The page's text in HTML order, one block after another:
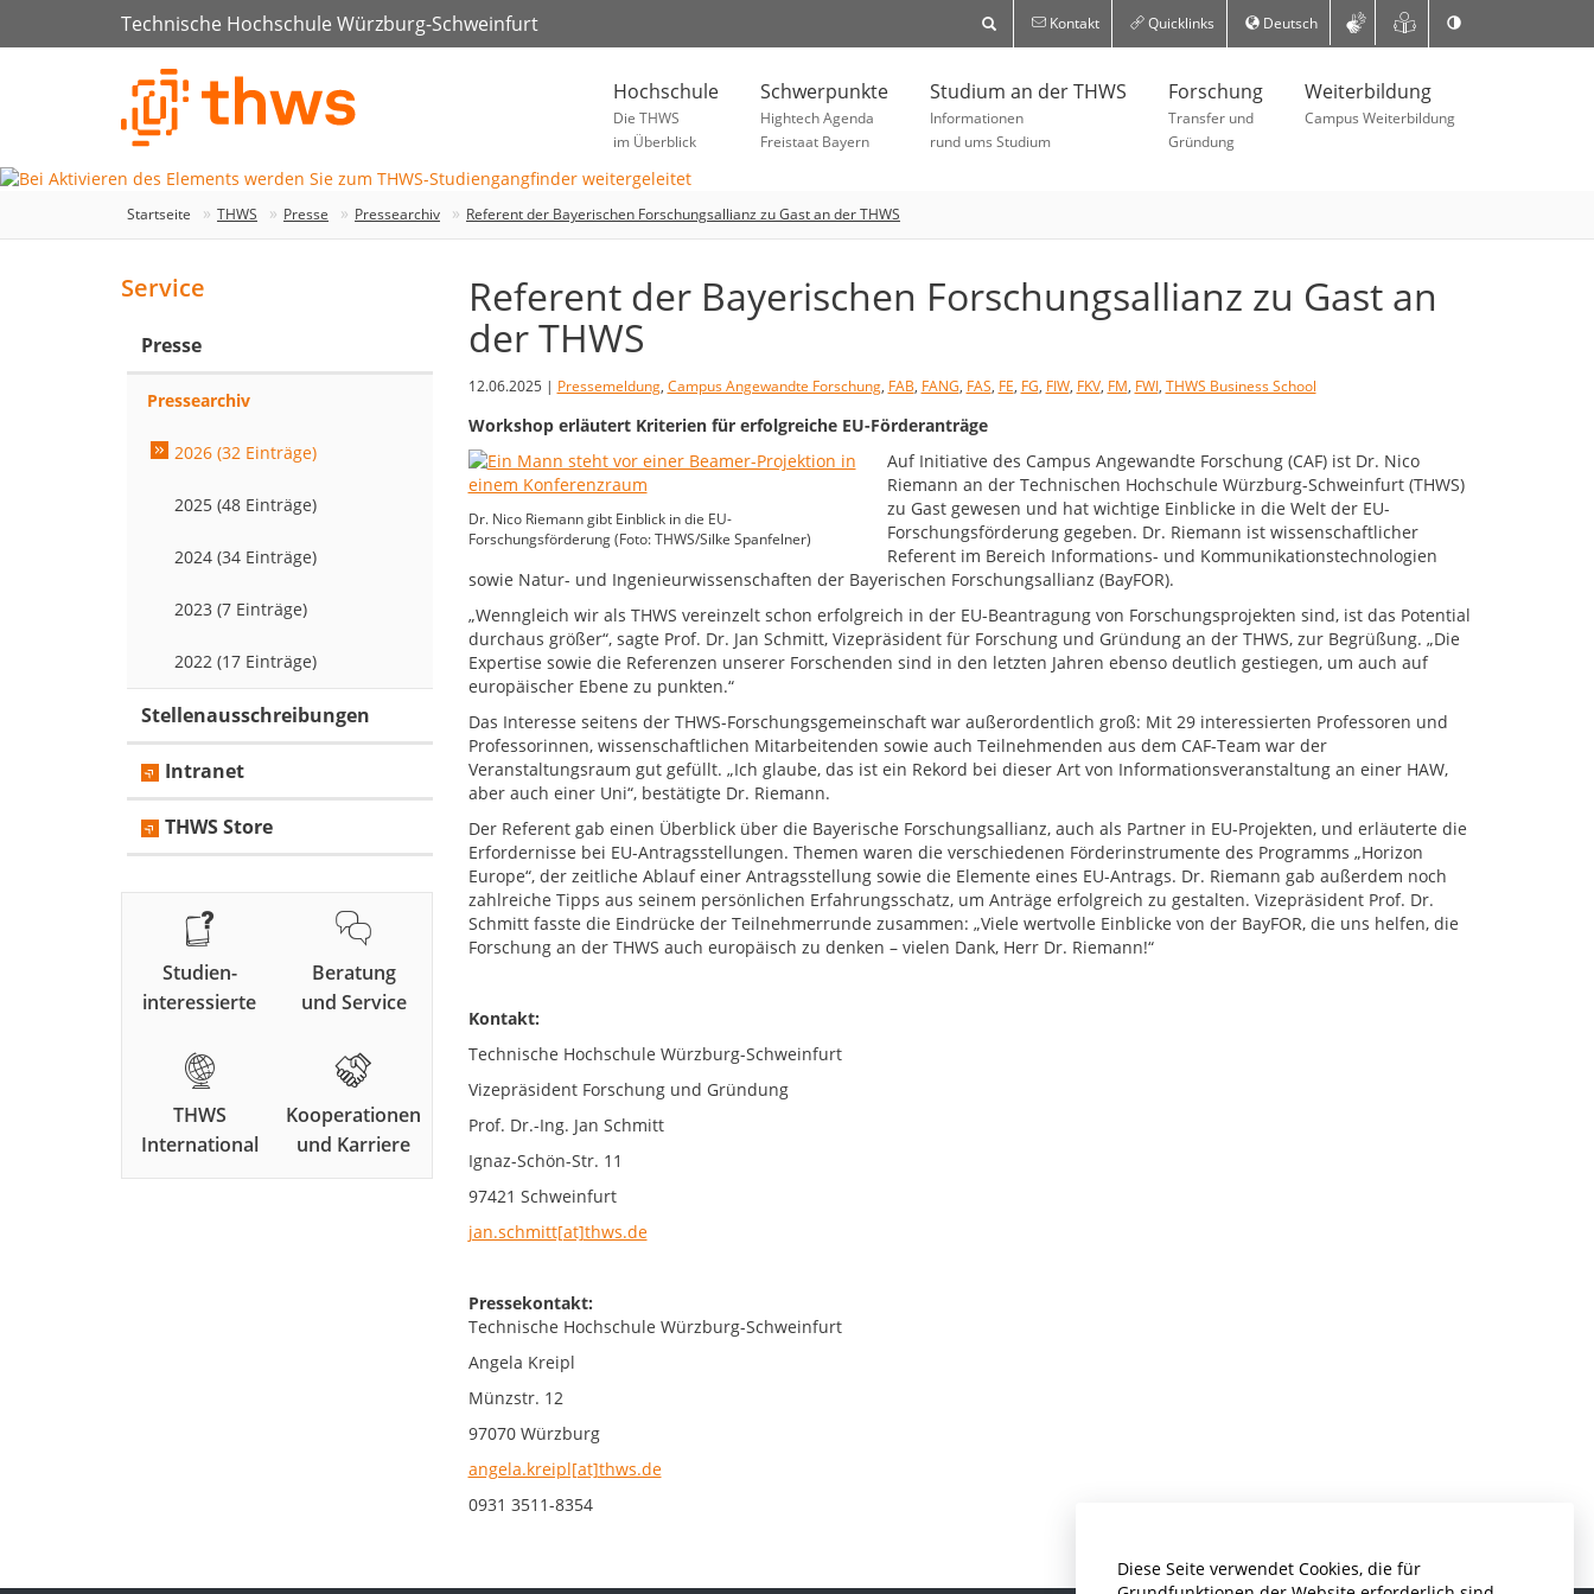
Diese Seite verwendet Cookies, die für
Technische Hochschule Würzburg-Schweinfurt Kontakt Quicklinks Deutsch
Hochschule
Die THWS
im Überblick
Schwerpunkte
Hightech Agenda
Freistaat Bayern
Studium an der THWS
Informationen
rund ums Studium
Forschung
Transfer und
Gründung
Weiterbildung
Campus Weiterbildung
Startseite THWS Presse Pressearchiv Referent der Bayerischen Forschungsallianz zu Gast an der THWS
Referent der Bayerischen Forschungsallianz zu Gast an
der THWS
12.06.2025 | Pressemeldung, Campus Angewandte Forschung, FAB, FANG, FAS, FE, FG, FIW, FKV, FM, FWI, THWS Business School
Workshop erläutert Kriterien für erfolgreiche EU-Förderanträge
Dr. Nico Riemann gibt Einblick in die EU-
Forschungsförderung (Foto: THWS/Silke Spanfelner)
Auf Initiative des Campus Angewandte Forschung (CAF) ist Dr. Nico
Riemann an der Technischen Hochschule Würzburg-Schweinfurt (THWS)
zu Gast gewesen und hat wichtige Einblicke in die Welt der EU-
Forschungsförderung gegeben. Dr. Riemann ist wissenschaftlicher
Referent im Bereich Informations- und Kommunikationstechnologien
sowie Natur- und Ingenieurwissenschaften der Bayerischen Forschungsallianz (BayFOR).
„Wenngleich wir als THWS vereinzelt schon erfolgreich in der EU-Beantragung von Forschungsprojekten sind, ist das Potential
durchaus größer“, sagte Prof. Dr. Jan Schmitt, Vizepräsident für Forschung und Gründung an der THWS, zur Begrüßung. „Die
Expertise sowie die Referenzen unserer Forschenden sind in den letzten Jahren ebenso deutlich gestiegen, um auch auf
europäischer Ebene zu punkten.“
Das Interesse seitens der THWS-Forschungsgemeinschaft war außerordentlich groß: Mit 29 interessierten Professoren und
Professorinnen, wissenschaftlichen Mitarbeitenden sowie auch Teilnehmenden aus dem CAF-Team war der
Veranstaltungsraum gut gefüllt. „Ich glaube, das ist ein Rekord bei dieser Art von Informationsveranstaltung an einer HAW,
aber auch einer Uni“, bestätigte Dr. Riemann.
Der Referent gab einen Überblick über die Bayerische Forschungsallianz, auch als Partner in EU-Projekten, und erläuterte die
Erfordernisse bei EU-Antragsstellungen. Themen waren die verschiedenen Förderinstrumente des Programms „Horizon
Europe“, der zeitliche Ablauf einer Antragsstellung sowie die Elemente eines EU-Antrags. Dr. Riemann gab außerdem noch
zahlreiche Tipps aus seinem persönlichen Erfahrungsschatz, um Anträge erfolgreich zu gestalten. Vizepräsident Prof. Dr.
Schmitt fasste die Eindrücke der Teilnehmerrunde zusammen: „Viele wertvolle Einblicke von der BayFOR, die uns helfen, die
Forschung an der THWS auch europäisch zu denken – vielen Dank, Herr Dr. Riemann!“
Kontakt:
Technische Hochschule Würzburg-Schweinfurt
Vizepräsident Forschung und Gründung
Prof. Dr.-Ing. Jan Schmitt
Ignaz-Schön-Str. 11
97421 Schweinfurt
jan.schmitt[at]thws.de
Pressekontakt:
Technische Hochschule Würzburg-Schweinfurt
Angela Kreipl
Münzstr. 12
97070 Würzburg
angela.kreipl[at]thws.de
0931 3511-8354
Service
Presse
Pressearchiv
2026 (32 Einträge)
2025 (48 Einträge)
2024 (34 Einträge)
2023 (7 Einträge)
2022 (17 Einträge)
Stellenausschreibungen
Intranet
THWS Store
Studien-
interessierte
Beratung
und Service
THWS
International
Kooperationen
und Karriere